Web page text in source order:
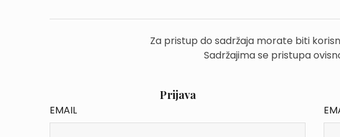
Za pristup do sadržaja morate biti
Sadržajima se pristupa
Prijava
EMAIL